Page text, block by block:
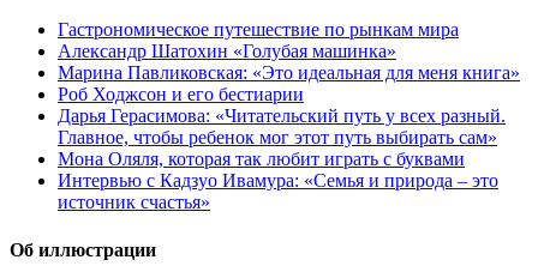
Гастрономическое путешествие по рынкам мира
Александр Шатохин «Голубая машинка»
Марина Павликовская: «Это идеальная для меня книга»
Роб Ходжсон и его бестиарии
Дарья Герасимова: «Читательский путь у всех разный.
Главное, чтобы ребенок мог этот путь выбирать сам»
Мона Оляля, которая так любит играть с буквами
Интервью с Кадзуо Ивамура: «Семья и природа – это
источник счастья»
Об иллюстрации